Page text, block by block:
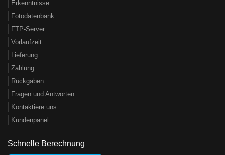
Erkenntnisse
Fotodatenbank
FTP-Server
Vorlaufzeit
Lieferung
Zahlung
Rückgaben
Fragen und Antworten
Kontaktiere uns
Kundenpanel
Schnelle Berechnung